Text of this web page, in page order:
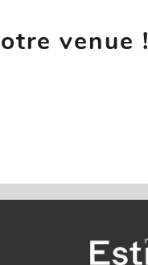
venue !